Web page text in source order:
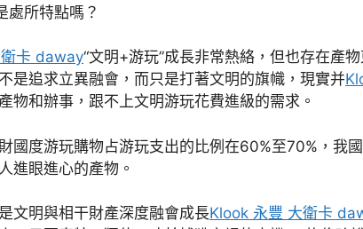
處所特點嗎？
卡 daway“文明+游玩”成長非常熱絡，但也存在產
是追求立異融會，而只是打著文明的旗幟，現實并
物和辦事，跟不上文明游玩花費進級的需求。
國度游玩購物占游玩支出的比例在60%至70%，我
進眼進心的產物。
文明與相干財產深度融會成長Klook 永豐 大衛卡